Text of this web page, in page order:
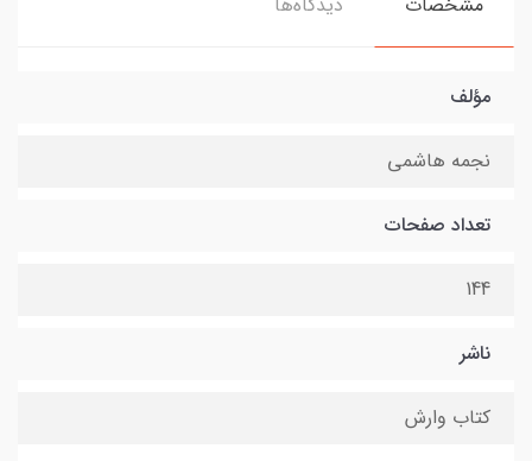
مؤلف
نجمه هاشمی
تعداد صفحات
144
ناشر
کتاب وارش